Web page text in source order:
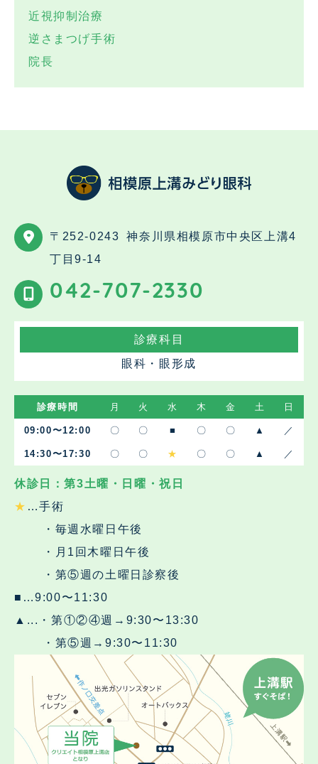
近視抑制治療
逆さまつげ手術
院長
〒252-0243
神奈川県相模原市中央区上溝4
丁目9-14
042-707-2330
診療科目
眼科・眼形成
診療時間 月 火 水 木 金 土 日
09:00〜12:00 〇 〇 ■ 〇 〇 ▲ ／
14:30〜17:30 〇 〇 ★ 〇 〇 ▲ ／
休診日：第3土曜・日曜・祝日
★ …手術
・毎週水曜日午後
・月1回木曜日午後
・第⑤週の土曜日診察後
■…9:00〜11:30
▲...・第①②④週→9:30〜13:30
・第⑤週→9:30〜11:30